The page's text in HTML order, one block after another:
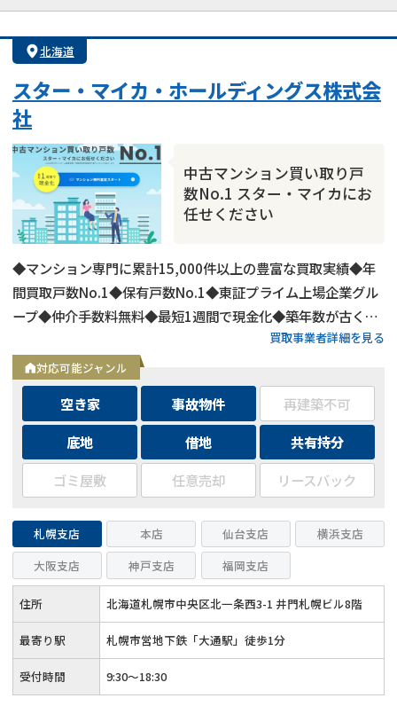
北海道
スター・マイカ・ホールディングス株式会
社
中古マンション買い取り戸
数No.1 スター・マイカにお
任せください
◆マンション専門に累計15,000件以上の豊富な買取実績◆年
間買取戸数No.1◆保有戸数No.1◆東証プライム上場企業グル
ープ◆仲介手数料無料◆最短1週間で現金化◆築年数が古くて
買取事業者詳細を見る
対応可能ジャンル
空き家 事故物件
再建築不可
底地
借地
共有持分
ゴミ屋敷
任意売却 リースバック
札幌支店 本店 仙台支店
横浜支店
大阪支店
神戸支店 福岡支店
住所 北海道札幌市中央区北一条西3-1 井門札幌ビル8階
最寄り駅 札幌市営地下鉄「大通駅」徒歩1分
受付時間 9:30～18:30